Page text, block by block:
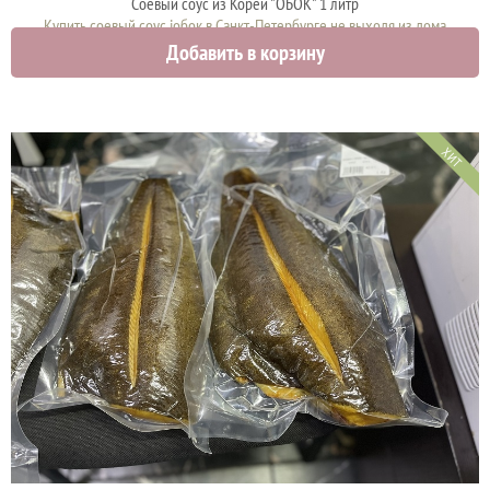
Купить соевый соус iобок в Санкт-Петербурге не выходя из дома
1000 руб.
Добавить в корзину
ХИТ